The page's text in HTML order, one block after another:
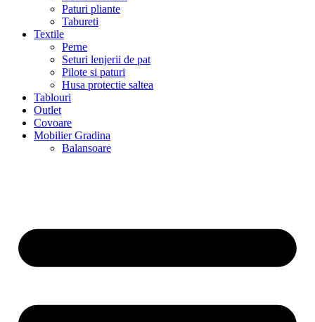
Paturi pliante
Tabureti
Textile
Perne
Seturi lenjerii de pat
Pilote si paturi
Husa protectie saltea
Tablouri
Outlet
Covoare
Mobilier Gradina
Balansoare